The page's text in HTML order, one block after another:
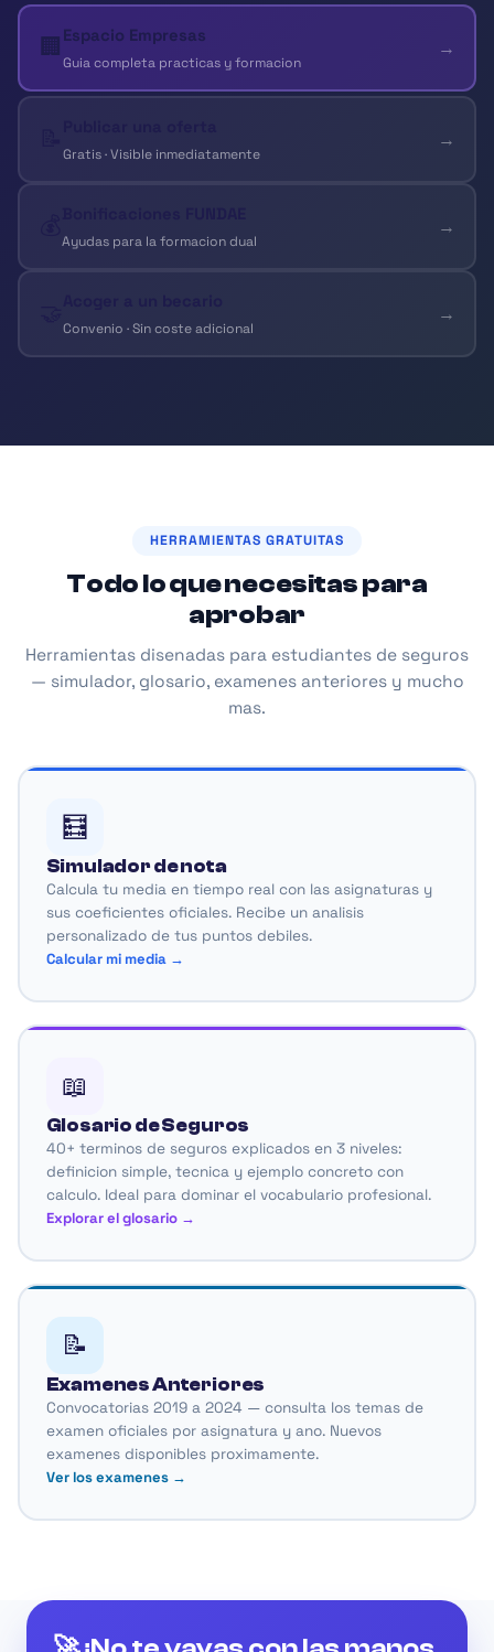
🏢 Espacio Empresas
Guia completa practicas y formacion
→
Gratis · Visible inmediatamente
→
Ayudas para la formacion dual
→
Convenio · Sin coste adicional
→
HERRAMIENTAS GRATUITAS
Todo lo que necesitas para
aprobar
Herramientas disenadas para estudiantes de seguros
— simulador, glosario, examenes anteriores y mucho
mas.
🧮
Simulador de nota
Calcula tu media en tiempo real con las asignaturas y
sus coeficientes oficiales. Recibe un analisis
personalizado de tus puntos debiles.
Calcular mi media →
📖
Glosario de Seguros
40+ terminos de seguros explicados en 3 niveles:
definicion simple, tecnica y ejemplo concreto con
calculo. Ideal para dominar el vocabulario profesional.
Explorar el glosario →
📝
Examenes Anteriores
Convocatorias 2019 a 2024 — consulta los temas de
examen oficiales por asignatura y ano. Nuevos
examenes disponibles proximamente.
Ver los examenes →